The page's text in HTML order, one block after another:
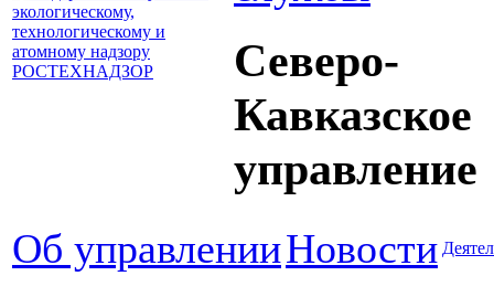
Северо-
Кавказское
управление
Об управленииНовости